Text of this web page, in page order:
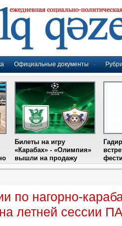
Официальные документы
Билеты на игру
«Карабах» - «Олимпия»
вышли на продажу
по нагорно-
летней сессии